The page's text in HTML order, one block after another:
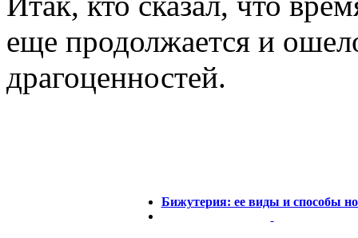
еще продолжается и
драгоценностей.
Бижутерия: ее виды и способы